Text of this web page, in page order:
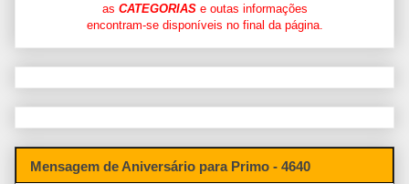
as CATEGORIASe outas informações
encontram-se disponíveis no final da página.
Mensagem de Aniversário para Primo - 4640